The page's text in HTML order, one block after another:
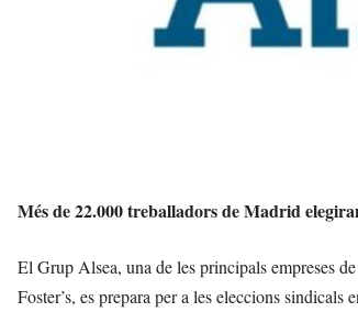
Més de 22.000 treballadors de Madrid
El Grup Alsea, una de les principals empreses
Foster’s, es prepara per a les eleccions